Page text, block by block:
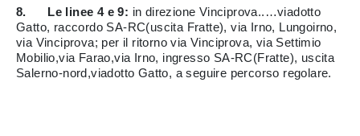
8. Le linee 4 e 9: in direzione Vinciprova..…viadotto
Gatto, raccordo SA-RC(uscita Fratte), via Irno, Lungoirno,
via Vinciprova; per il ritorno via Vinciprova, via Settimio
Mobilio,via Farao,via Irno, ingresso SA-RC(Fratte), uscita
Salerno-nord,viadotto Gatto, a seguire percorso regolare.